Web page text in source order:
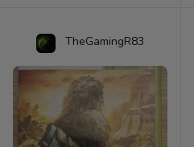
TheGamingR83